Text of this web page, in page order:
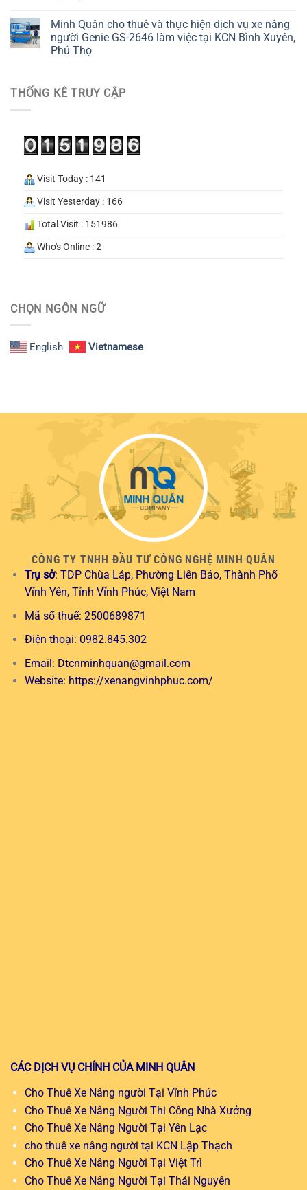
Minh Quân cho thuê và thực hiện dịch vụ xe nâng
người Genie GS-2646 làm việc tại KCN Bình Xuyên,
Phú Thọ
THỐNG KÊ TRUY CẬP
Visit Today : 141
Visit Yesterday : 166
Total Visit : 151986
Who's Online : 2
CHỌN NGÔN NGỮ
English Vietnamese
CÔNG TY TNHH ĐẦU TƯ CÔNG NGHỆ MINH QUÂN
Trụ sở: TDP Chùa Láp, Phường Liên Bảo, Thành Phố
Vĩnh Yên, Tỉnh Vĩnh Phúc, Việt Nam
Mã số thuế: 2500689871
Điện thoại: 0982.845.302
Email: Dtcnminhquan@gmail.com
Website: https://xenangvinhphuc.com/
CÁC DỊCH VỤ CHÍNH CỦA MINH QUÂN
Cho Thuê Xe Nâng người Tại Vĩnh Phúc
Cho Thuê Xe Nâng Người Thi Công Nhà Xưởng
Cho Thuê Xe Nâng Người Tại Yên Lạc
cho thuê xe nâng người tại KCN Lập Thạch
Cho Thuê Xe Nâng Người Tại Việt Trì
Cho Thuê Xe Nâng Người Tại Thái Nguyên